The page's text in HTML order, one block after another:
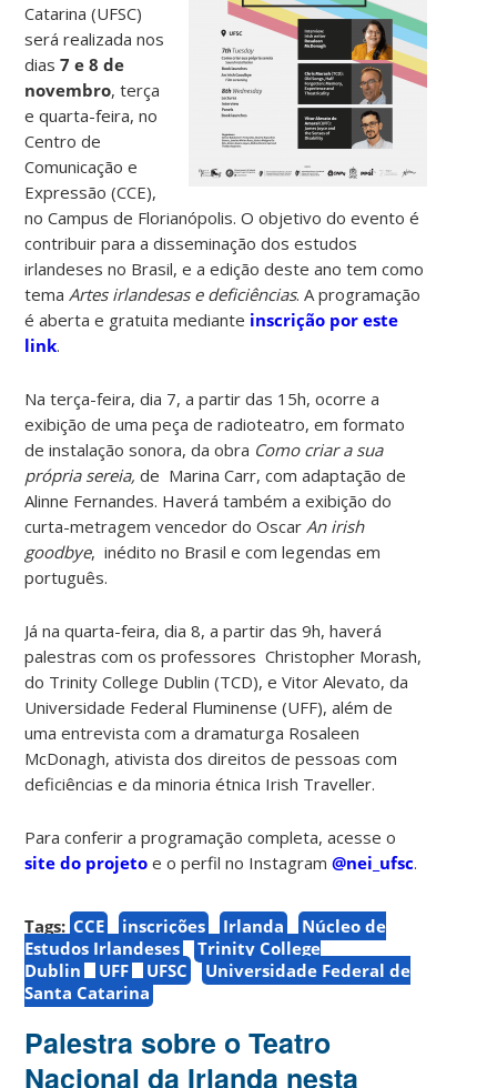
Catarina (UFSC)
será realizada nos
dias7 e 8 de
novembro, terça
e quarta-feira, no
Centro de
Comunicação e
Expressão (CCE),
no Campus de Florianópolis. O objetivo do evento é
contribuir para a disseminação dos estudos
irlandeses no Brasil, e a edição deste ano tem como
tema Artes irlandesas e deficiências. A programação
é aberta e gratuita mediante inscrição por este
link.
Naterça-feira, dia 7, a partir das 15h, ocorre a
exibição de uma peça de radioteatro, em formato
de instalação sonora, da obra Como criar a sua
própria sereia, de Marina Carr, com adaptação de
Alinne Fernandes. Haverá também a exibição do
curta-metragem vencedor do Oscar An irish
goodbye, inédito no Brasil e com legendas em
português.
Já na quarta-feira, dia 8, a partir das 9h, haverá
palestras com os professores Christopher Morash,
do Trinity College Dublin (TCD), e Vitor Alevato, da
Universidade Federal Fluminense (UFF), além de
uma entrevista com a dramaturga Rosaleen
McDonagh, ativista dos direitos de pessoas com
deficiências e da minoria étnica Irish Traveller.
Para conferir a programação completa, acesse o
site do projeto e o perfil no Instagram@nei_ufsc.
Tags: CCE inscrições Irlanda
Núcleo de
Estudos Irlandeses
Trinity College
Dublin
UFF UFSC
Universidade Federal de
Santa Catarina
Palestra sobre o Teatro
Nacional da Irlanda nesta